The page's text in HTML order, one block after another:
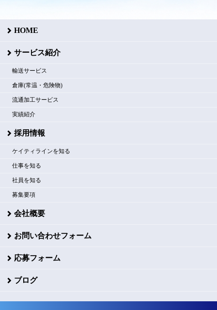
HOME
サービス紹介
輸送サービス
倉庫(常温・危険物)
流通加工サービス
実績紹介
採用情報
ケイティラインを知る
仕事を知る
社員を知る
募集要項
会社概要
お問い合わせフォーム
応募フォーム
ブログ